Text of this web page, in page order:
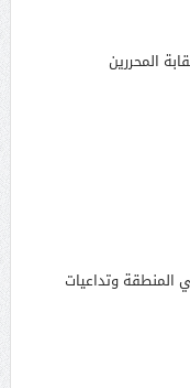
المحررين
المنطقة وتداعيات